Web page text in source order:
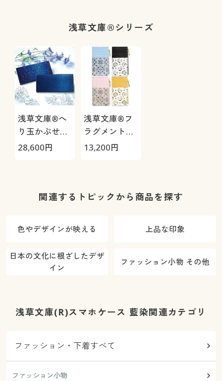
浅草文庫®シリーズ
浅草文庫®へ
り玉かぶせ長
財布 藍染
28,600円
浅草文庫®フ
ラグメントケ
ース
13,200円
関連するトピックから商品を探す
色やデザインが映える 上品な印象
日本の文化に根ざしたデザ
イン
ファッション小物 その他
浅草文庫(R)スマホケース 藍染関連カテゴリ
ファッション・下着すべて
ファッション小物